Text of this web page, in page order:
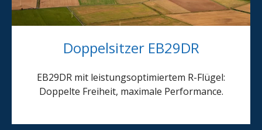
Doppelsitzer EB29DR
EB29DR mit leistungsoptimiertem R-Flügel:
Doppelte Freiheit, maximale Performance.